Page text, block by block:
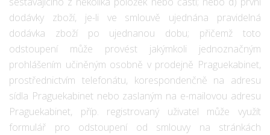
dodávky zboží, je-li ve smlouvě ujednána pravidelná
dodávka zboží po ujednanou dobu; přičemž toto
odstoupení může provést jakýmkoli jednoznačným
prohlášením učiněným osobně v prodejně Praguekabinet,
prostřednictvím telefonátu, korespondenčně na adresu
sídla Praguekabinet nebo zaslaným na e-mailovou adresu
Praguekabinet, příp. registrovaný uživatel může využít
formulář pro odstoupení od smlouvy na stránkách